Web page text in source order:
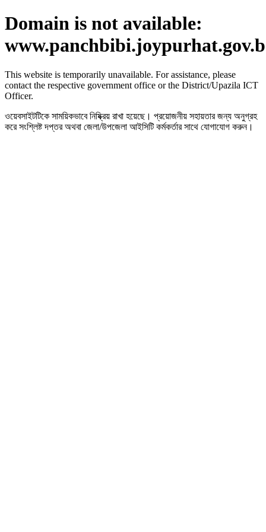
Domain is not available:
This website is temporarily unavailable. For assistance, please
contact the respective government office or the District/Upazila ICT
Officer.
ওয়েবসাইটটিকে সাময়িকভাবে নিষ্ক্রিয় রাখা হয়েছে। প্রয়োজনীয় সহায়তার জন্য অনুগ্রহ
করে সংশ্লিষ্ট দপ্তর অথবা জেলা/উপজেলা আইসিটি কর্মকর্তার সাথে যোগাযোগ করুন।